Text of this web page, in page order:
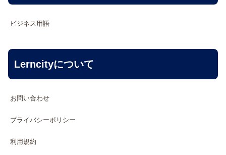
ビジネス用語
Lerncityについて
お問い合わせ
プライバシーポリシー
利用規約